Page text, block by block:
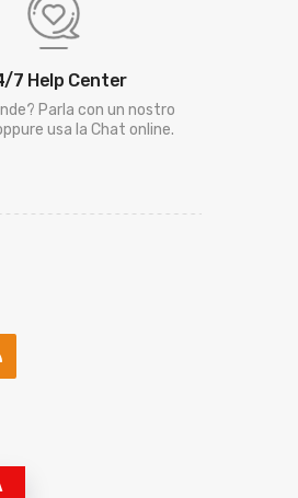
7 Help Center
Parla con un nostro
usa la Chat online.